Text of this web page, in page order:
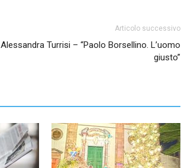
Articolo successivo
Alessandra Turrisi – “Paolo Borsellino. L’uomo
giusto”